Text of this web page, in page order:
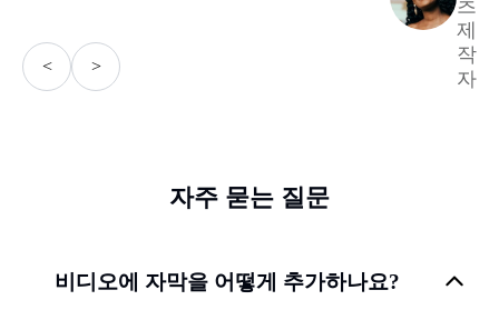
< >
츠
제
작
자
자주 묻는 질문
비디오에 자막을 어떻게 추가하나요?